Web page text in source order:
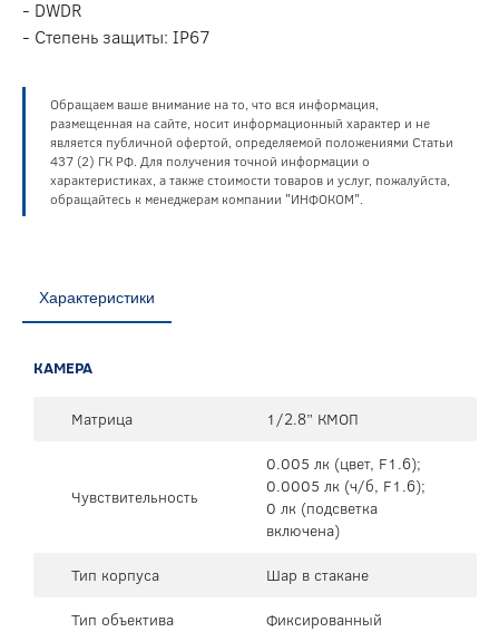
- DWDR
- Степень защиты: IP67
Обращаем ваше внимание на то, что вся информация,
размещенная на сайте, носит информационный характер и не
является публичной офертой, определяемой положениями Статьи
437 (2) ГК РФ. Для получения точной информации о
характеристиках, а также стоимости товаров и услуг, пожалуйста,
обращайтесь к менеджерам компании "ИНФОКОМ".
Характеристики
КАМЕРА
Матрица 1/2.8” КМОП
Чувствительность
0.005 лк (цвет, F1.6);
0.0005 лк (ч/б, F1.6);
0 лк (подсветка
включена)
Тип корпуса
Шар в стакане
Тип объектива
Фиксированный